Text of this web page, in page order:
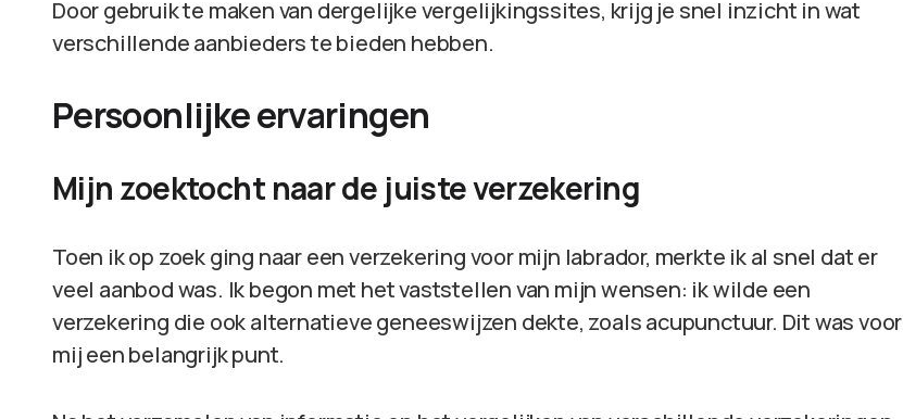
Door gebruik te maken van dergelijke vergelijkingssites, krijg je snel inzicht in wat
verschillende aanbieders te bieden hebben.
Persoonlijke ervaringen
Mijn zoektocht naar de juiste verzekering
Toen ik op zoek ging naar een verzekering voor mijn labrador, merkte ik al snel dat er
veel aanbod was. Ik begon met het vaststellen van mijn wensen: ik wilde een
verzekering die ook alternatieve geneeswijzen dekte, zoals acupunctuur. Dit was voor
mij een belangrijk punt.